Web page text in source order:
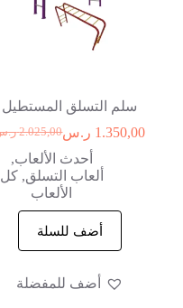
سلم التسلق المستطيل
2.025,00 1.350,00 ر.س
أحدث الألعاب,
ألعاب التسلق,كل
الألعاب
أضف للسلة
أضف للمفضلة